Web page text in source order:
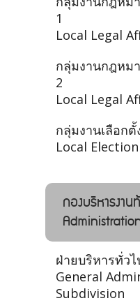
1
Local Legal
กลุ่มงานกฎหม
2
Local Legal
กลุ่มงานเลือก
Local
กองบริหารงา
ฝ่ายบริหารทั่วไ
General
Subdivision